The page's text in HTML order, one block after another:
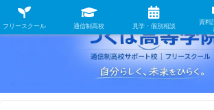
フリースクール 通信制高校 見学・個別相談
資料